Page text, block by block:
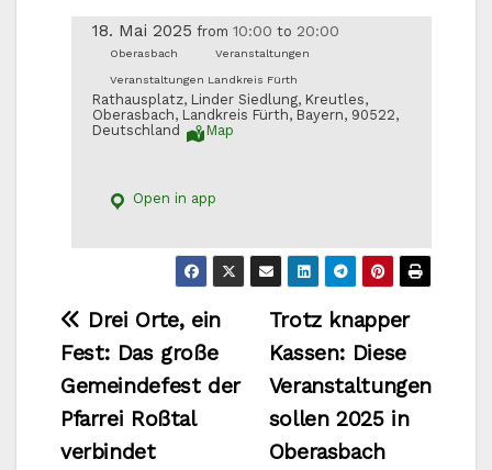
18. Mai 2025 from 10:00 to 20:00
Oberasbach Veranstaltungen
Veranstaltungen Landkreis Fürth
Rathausplatz, Linder Siedlung, Kreutles,
Oberasbach, Landkreis Fürth, Bayern, 90522,
Deutschland
Map
Open in app
Beitragsnavigation
Trotz knapper
Kassen: Diese
Veranstaltungen
sollen 2025 in
Oberasbach
Drei Orte, ein
Fest: Das große
Gemeindefest der
Pfarrei Roßtal
verbindet